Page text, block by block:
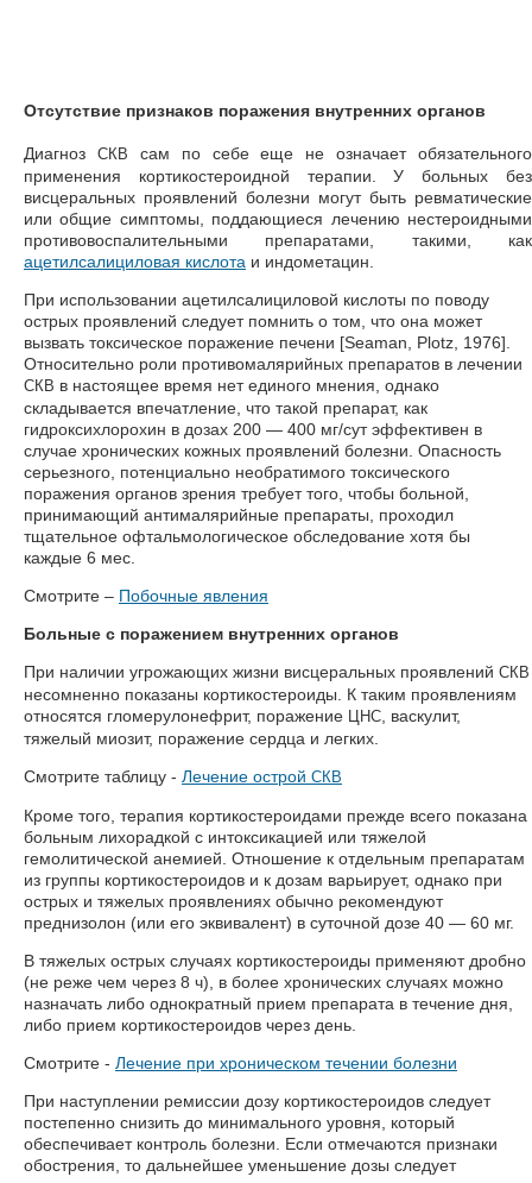
Отсутствие признаков поражения внутренних органов
Диагноз СКВ
сам по себе еще не означает обязательного
применения кортикостероидной терапии. У больных без
висцеральных проявлений болезни могут быть ревматические
или общие симптомы, поддающиеся лечению нестероидными
противовоспалительными препаратами, такими, как
ацетилсалициловая кислота и индометацин.
При использовании ацетилсалициловой кислоты по поводу
острых проявлений следует помнить о том, что она может
вызвать токсическое поражение печени [Seaman, Plotz, 1976].
Относительно роли противомалярийных препаратов в лечении
СКВ в настоящее время нет единого мнения, однако
складывается впечатление, что такой препарат, как
гидроксихлорохин в дозах 200 — 400 мг/сут эффективен в
случае хронических кожных проявлений болезни. Опасность
серьезного, потенциально необратимого токсического
поражения органов зрения требует того, чтобы больной,
принимающий антималярийные препараты, проходил
тщательное офтальмологическое обследование хотя бы
каждые 6 мес.
Смотрите – Побочные явления
Больные с поражением внутренних органов
При наличии угрожающих жизни висцеральных проявлений СКВ
несомненно показаны кортикостероиды. К таким проявлениям
относятся гломерулонефрит, поражение ЦНС , васкулит,
тяжелый миозит, поражение сердца и легких.
Смотрите таблицу - Лечение острой СКВ
Кроме того, терапия кортикостероидами прежде всего показана
больным лихорадкой с интоксикацией или тяжелой
гемолитической анемией. Отношение к отдельным препаратам
из группы кортикостероидов и к дозам варьирует, однако при
острых и тяжелых проявлениях обычно рекомендуют
преднизолон (или его эквивалент) в суточной дозе 40 — 60 мг.
В тяжелых острых случаях кортикостероиды применяют дробно
(не реже чем через 8 ч), в более хронических случаях можно
назначать либо однократный прием препарата в течение дня,
либо прием кортикостероидов через день.
Смотрите - Лечение при хроническом течении болезни
При наступлении ремиссии дозу кортикостероидов следует
постепенно снизить до минимального уровня, который
обеспечивает контроль болезни. Если отмечаются признаки
обострения, то дальнейшее уменьшение дозы следует